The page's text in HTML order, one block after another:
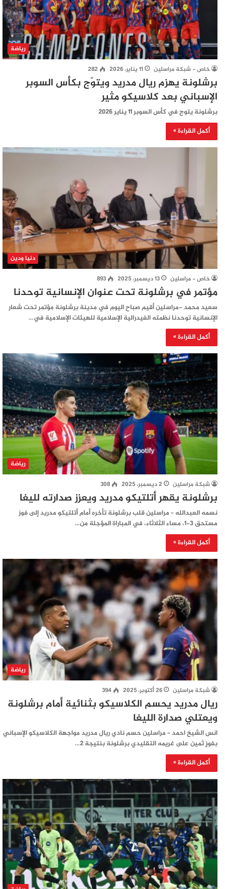
رياضة
خاص - شبكة مراسلين 11 يناير، 2026 282
برشلونة يهزم ريال مدريد ويتوّج بكأس السوبر
الإسباني بعد كلاسيكو مثير
برشلونة يتوج في كأس السوبر ١١ يناير ٢٠٢٦
أكمل القراءة »
دنيا ودين
خاص - مراسلين 13 ديسمبر، 2025 893
مؤتمر في برشلونة تحت عنوان الإنسانية توحدنا
سعيد محمد -مراسلين أقيم صباح اليوم في مدينة برشلونة مؤتمر تحت شعار
الإنسانية توحدنا نظمته الفيدرالية الإسلامية للهيئات الإسلامية في…
أكمل القراءة »
رياضة
شبكة مراسلين 2 ديسمبر، 2025 308
برشلونة يقهر أتلتيكو مدريد ويعزز صدارته لليغا
نسمه العبدالله – مراسلين قلب برشلونة تأخره أمام أتلتيكو مدريد إلى فوز
مستحق 3-1، مساء الثلاثاء، في المباراة المؤجلة من…
أكمل القراءة »
رياضة
شبكة مراسلين 26 أكتوبر، 2025 394
ريال مدريد يحسم الكلاسيكو بثنائية أمام برشلونة
ويعتلي صدارة الليغا
انس الشيخ احمد – مراسلين حسم نادي ريال مدريد مواجهة الكلاسيكو الإسباني
بفوزٍ ثمين على غريمه التقليدي برشلونة بنتيجة 2…
أكمل القراءة »